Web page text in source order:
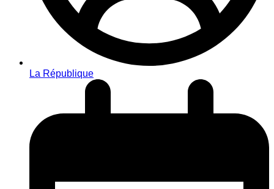
La République